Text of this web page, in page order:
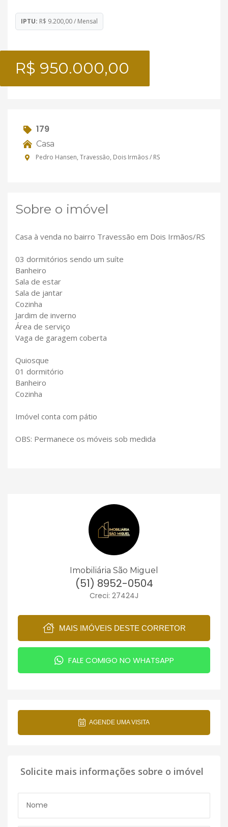
IPTU: R$ 9.200,00 / Mensal
R$ 950.000,00
179
Casa
Pedro Hansen, Travessão, Dois Irmãos / RS
Sobre o imóvel
Casa à venda no bairro Travessão em Dois Irmãos/RS
03 dormitórios sendo um suíte
Banheiro
Sala de estar
Sala de jantar
Cozinha
Jardim de inverno
Área de serviço
Vaga de garagem coberta
Quiosque
01 dormitório
Banheiro
Cozinha
Imóvel conta com pátio
OBS: Permanece os móveis sob medida
Imobiliária São Miguel
(51) 8952-0504
Creci: 27424J
MAIS IMÓVEIS DESTE CORRETOR
FALE COMIGO NO WHATSAPP
AGENDE UMA VISITA
Solicite mais informações sobre o imóvel